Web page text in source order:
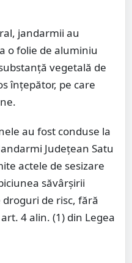
jandarmii au
o folie de aluminiu
vegetală de
înțepător, pe care
au fost conduse la
Județean Satu
actele de sesizare
săvârșirii
de risc, fără
4 alin. (1) din Legea